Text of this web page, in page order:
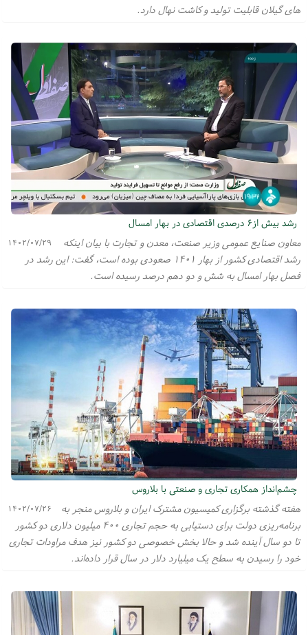
های گیلان قابلیت تولید و کاشت نهال دارد.
رشد بیش از۶ درصدی اقتصادی در بهار امسال
۱۴۰۲/۰۷/۲۹
معاون صنایع عمومی وزیر صنعت، معدن و تجارت با بیان اینکه
رشد اقتصادی کشور از بهار ۱۴۰۱ صعودی بوده است، گفت: این رشد در
فصل بهار امسال به شش و دو دهم درصد رسیده است.
چشم‌انداز همکاری تجاری و صنعتی با بلاروس
۱۴۰۲/۰۷/۲۶
هفته گذشته برگزاری کمیسیون مشترک ایران و بلاروس منجر به
برنامه‌ریزی دولت برای دستیابی به حجم تجاری ۴۰۰ میلیون دلاری دو کشور
تا دو سال آینده شد و حالا بخش خصوصی دو کشور نیز هدف مراودات تجاری
خود را رسیدن به سطح یک میلیارد دلار در سال قرار داده‌اند.